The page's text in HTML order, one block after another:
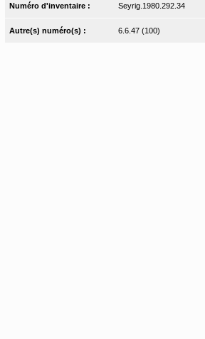
Numéro d'inventaire : Seyrig.1980.292.34
Autre(s) numéro(s) : 6.6.47 (100)